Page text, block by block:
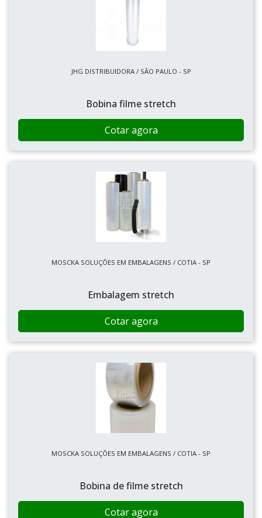
JHG DISTRIBUIDORA / SÃO PAULO - SP
Bobina filme stretch
Cotar agora
MOSCKA SOLUÇÕES EM EMBALAGENS / COTIA - SP
Embalagem stretch
Cotar agora
MOSCKA SOLUÇÕES EM EMBALAGENS / COTIA - SP
Bobina de filme stretch
Cotar agora